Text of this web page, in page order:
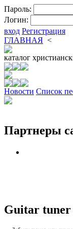
Пароль:
Логин:
вход Регистрация
ГЛАВНАЯ <
каталог
Новости Cписок
Партнеры
Guitar